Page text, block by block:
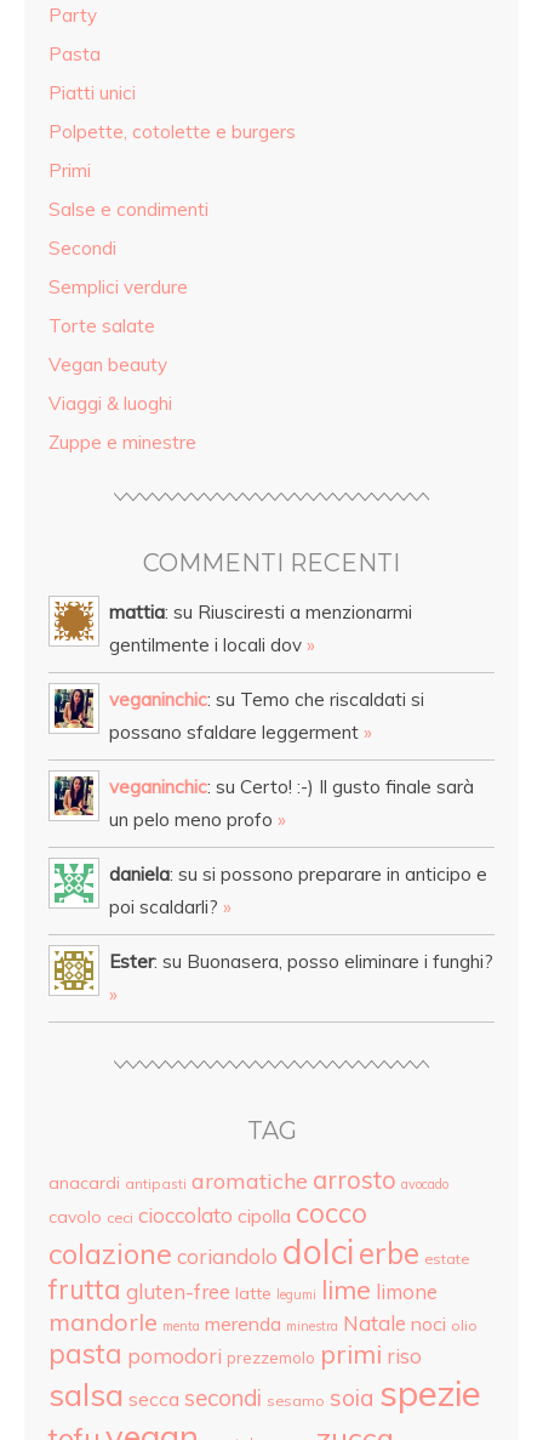
Party
Pasta
Piatti unici
Polpette, cotolette e burgers
Primi
Salse e condimenti
Secondi
Semplici verdure
Torte salate
Vegan beauty
Viaggi & luoghi
Zuppe e minestre
COMMENTI RECENTI
mattia: su Riusciresti a menzionarmi
gentilmente i locali dov »
veganinchic: su Temo che riscaldati si
possano sfaldare leggerment »
veganinchic: su Certo! :-) Il gusto finale sarà
un pelo meno profo »
daniela: su si possono preparare in anticipo e
poi scaldarli? »
Ester: su Buonasera, posso eliminare i funghi?
»
TAG
anacardi antipasti aromatiche arrosto avocado
cavolo ceci cioccolato cipolla cocco
colazione coriandolo dolci erbe estate
frutta gluten-free latte legumi lime limone
mandorle menta merenda minestra Natale noci olio
pasta pomodori prezzemolo primi riso
salsa secca secondi sesamo soia spezie